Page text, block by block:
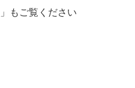
」もご覧ください